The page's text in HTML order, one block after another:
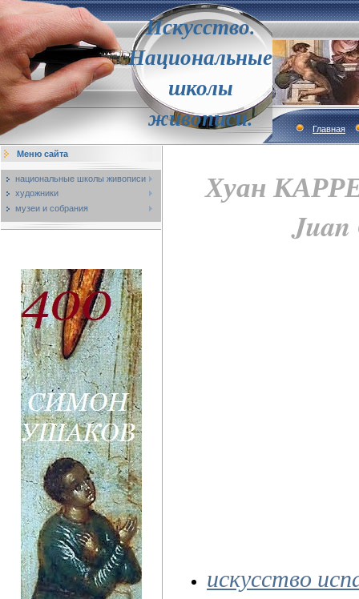
Искусство.
Национальные
школы
живописи.
Главная
Меню сайта
национальные школы живописи
художники
музеи и собрания
Хуан
Juan
искусство